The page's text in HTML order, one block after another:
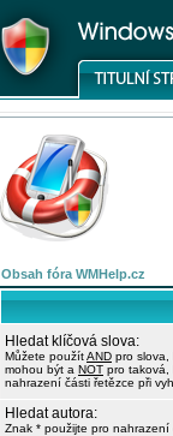
Obsah fóra WMHelp.cz
Hledat klíčová slova:
Můžete použítAND pro slova,
mohou být a NOT pro taková,
nahrazení části řetězce při
Hledat autora:
Znak * použijte pro